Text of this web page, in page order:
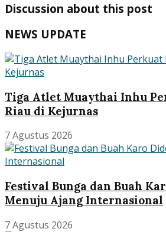
Discussion about this post
NEWS UPDATE
Tiga Atlet Muaythai Inhu
Riau di Kejurnas
7 Agustus 2026
Festival Bunga dan Buah
Menuju Ajang Internasional
7 Agustus 2026